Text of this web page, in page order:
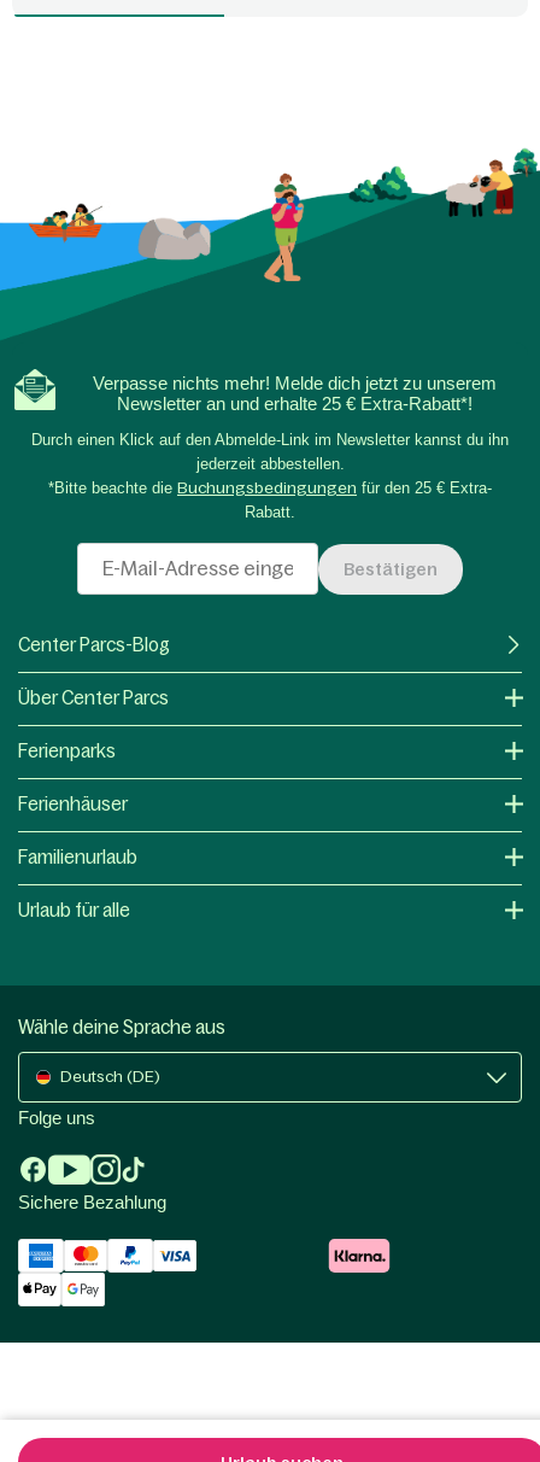
Verpasse nichts mehr! Melde dich jetzt zu unserem
Newsletter an und erhalte 25 € Extra-Rabatt*!
Durch einen Klick auf den Abmelde-Link im Newsletter kannst du ihn
jederzeit abbestellen.
*Bitte beachte die Buchungsbedingungen für den 25 € Extra-
Rabatt.
Bestätigen
Center Parcs-Blog
Über Center Parcs
Ferienparks
Ferienhäuser
Familienurlaub
Urlaub für alle
Wähle deine Sprache aus
Deutsch (DE)
Folge uns
Sichere Bezahlung